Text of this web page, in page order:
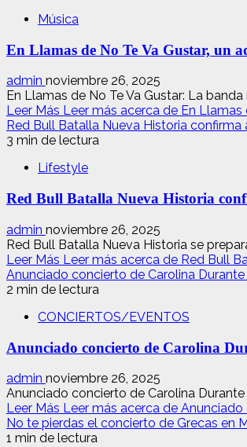
Música
En Llamas de No Te Va Gustar, un
admin noviembre 26, 2025
En Llamas de No Te Va Gustar: La
Leer Más Leer más acerca de En Llamas
Red Bull Batalla Nueva Historia confirma
3 min de lectura
Lifestyle
Red Bull Batalla Nueva Historia
admin noviembre 26, 2025
Red Bull Batalla Nueva Historia se
Leer Más Leer más acerca de Red Bull
Anunciado concierto de Carolina
2 min de lectura
CONCIERTOS/EVENTOS
Anunciado concierto de Carolina
admin noviembre 26, 2025
Anunciado concierto de Carolina Durante
Leer Más Leer más acerca de
No te pierdas el concierto de Grecas en
1 min de lectura